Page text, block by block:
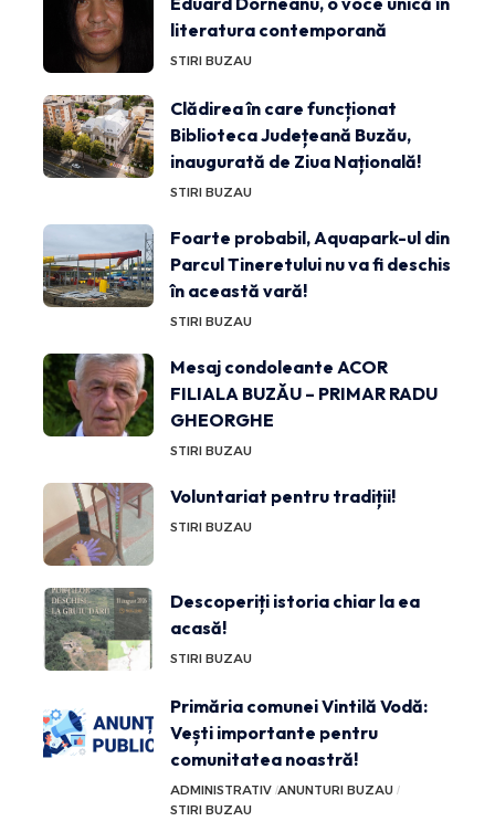
literatura contemporană
STIRI BUZAU
Clădirea în care funcționat
Biblioteca Județeană Buzău,
inaugurată de Ziua Națională!
STIRI BUZAU
Foarte probabil, Aquapark-ul din
Parcul Tineretului nu va fi deschis
în această vară!
STIRI BUZAU
Mesaj condoleante ACOR
FILIALA BUZĂU – PRIMAR RADU
GHEORGHE
STIRI BUZAU
Voluntariat pentru tradiții!
STIRI BUZAU
Descoperiți istoria chiar la ea
acasă!
STIRI BUZAU
Primăria comunei Vintilă Vodă:
Vești importante pentru
comunitatea noastră!
ADMINISTRATIV ANUNTURI BUZAU
STIRI BUZAU